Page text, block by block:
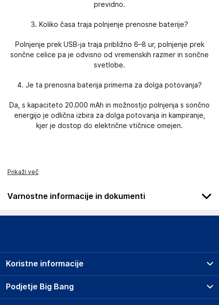
previdno.
3. Koliko časa traja polnjenje prenosne baterije?
Polnjenje prek USB-ja traja približno 6–8 ur, polnjenje prek
sončne celice pa je odvisno od vremenskih razmer in sončne
svetlobe.
4. Je ta prenosna baterija primerna za dolga potovanja?
Da, s kapaciteto 20.000 mAh in možnostjo polnjenja s sončno
energijo je odlična izbira za dolga potovanja in kampiranje,
kjer je dostop do električne vtičnice omejen.
Prikaži več
Varnostne informacije in dokumenti
Podatki o proizvajalcu
D-R-O Sp. z o.o. Sp.k
China
Podjetje Big Bang
Koristne informacije
Prodajna mesta